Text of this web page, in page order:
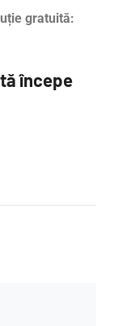
gratuită:
începe